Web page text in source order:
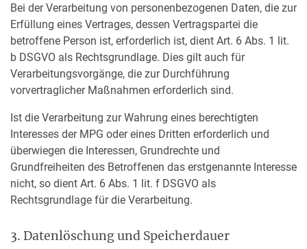
Bei der Verarbeitung von personenbezogenen Daten, die zur
Erfüllung eines Vertrages, dessen Vertragspartei die
betroffene Person ist, erforderlich ist, dient Art. 6 Abs. 1 lit.
b DSGVO als Rechtsgrundlage. Dies gilt auch für
Verarbeitungsvorgänge, die zur Durchführung
vorvertraglicher Maßnahmen erforderlich sind.
Ist die Verarbeitung zur Wahrung eines berechtigten
Interesses der MPG oder eines Dritten erforderlich und
überwiegen die Interessen, Grundrechte und
Grundfreiheiten des Betroffenen das erstgenannte Interesse
nicht, so dient Art. 6 Abs. 1 lit. f DSGVO als
Rechtsgrundlage für die Verarbeitung.
3. Datenlöschung und Speicherdauer